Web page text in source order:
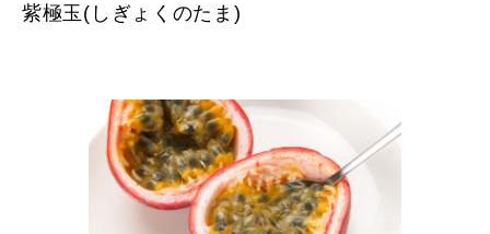
紫極玉(しぎょくのたま)